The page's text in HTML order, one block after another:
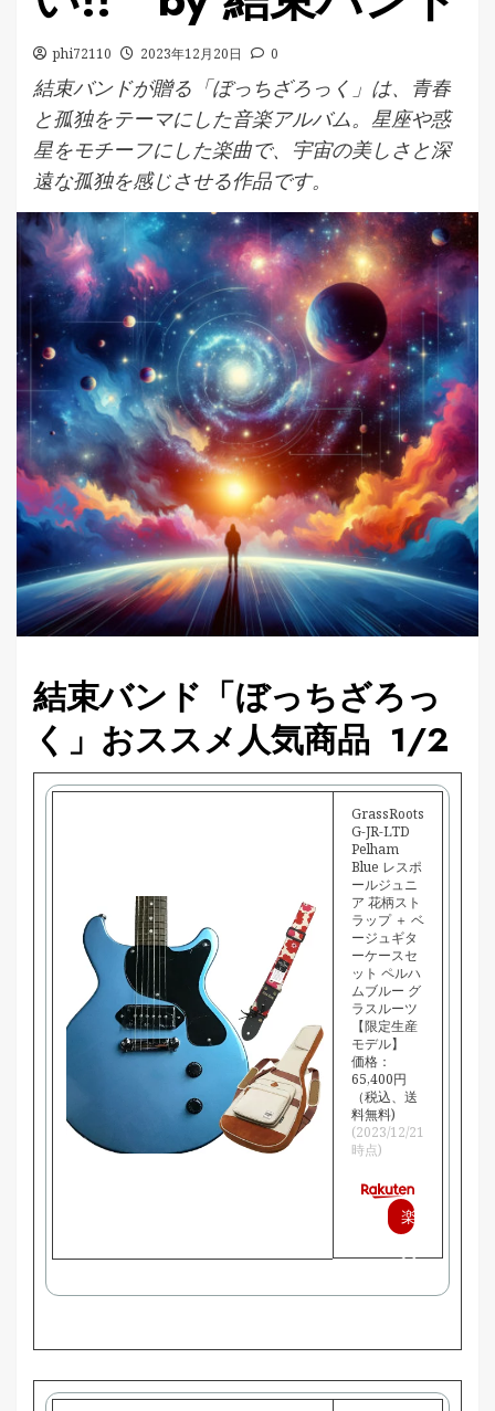
phi72110 2023年12月20日 0
結束バンドが贈る「ぼっちざろっく」は、青春
と孤独をテーマにした音楽アルバム。星座や惑
星をモチーフにした楽曲で、宇宙の美しさと深
遠な孤独を感じさせる作品です。
結束バンド「ぼっちざろっ
く」おススメ人気商品 1/2
GrassRoots
G-JR-LTD
Pelham
Blue レスポ
ールジュニ
ア 花柄スト
ラップ ＋ ベ
ージュギタ
ーケースセ
ット ペルハ
ムブルー グ
ラスルーツ
【限定生産
モデル】
価格：
65,400円
（税込、送
料無料)
(2023/12/21
時点)
楽